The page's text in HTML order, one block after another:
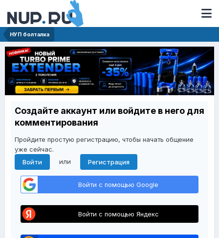
НУП болталка
Создайте аккаунт или войдите в него для
комментирования
Пройдите простую регистрацию, чтобы начать общение
уже сейчас.
Войти
или Регистрация
Войти с помощью Google
Войти с помощью Яндекс